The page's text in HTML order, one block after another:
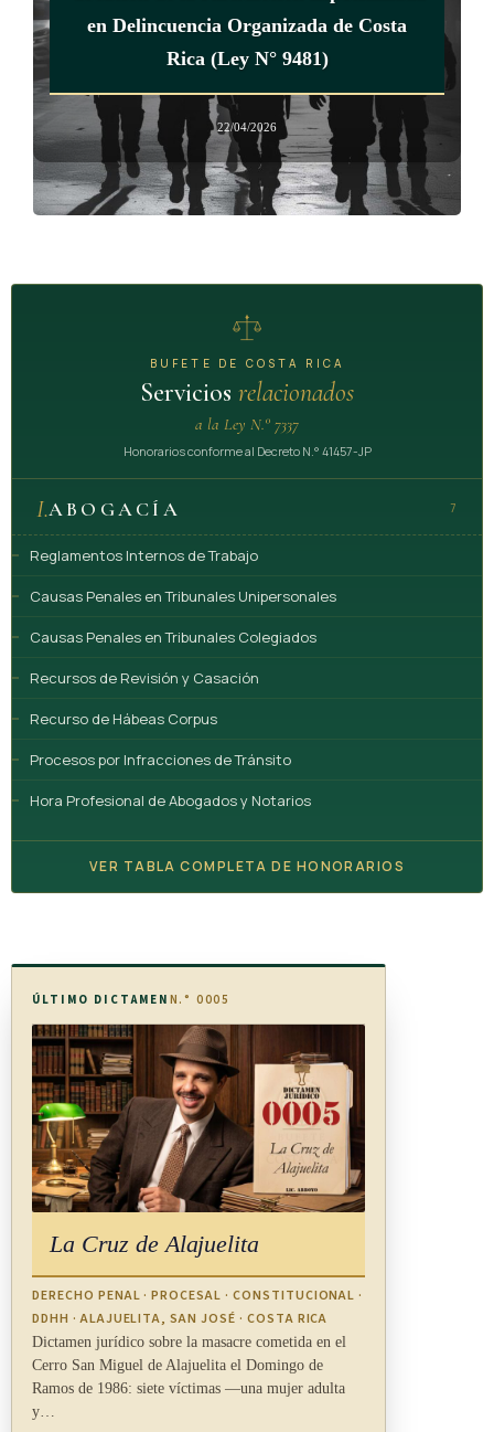
en Delincuencia Organizada de Costa
Rica (Ley N° 9481)
22/04/2026
BUFETE DE COSTA RICA
Servicios relacionados
a la Ley N.° 7337
Honorarios conforme al Decreto N.° 41457-JP
I.ABOGACÍA 7
Reglamentos Internos de Trabajo
Causas Penales en Tribunales Unipersonales
Causas Penales en Tribunales Colegiados
Recursos de Revisión y Casación
Recurso de Hábeas Corpus
Procesos por Infracciones de Tránsito
Hora Profesional de Abogados y Notarios
VER TABLA COMPLETA DE HONORARIOS
ÚLTIMO DICTAMEN N.° 0005
La Cruz de Alajuelita
DERECHO PENAL · PROCESAL · CONSTITUCIONAL ·
DDHH · ALAJUELITA, SAN JOSÉ · COSTA RICA
Dictamen jurídico sobre la masacre cometida en el
Cerro San Miguel de Alajuelita el Domingo de
Ramos de 1986: siete víctimas —una mujer adulta
y…